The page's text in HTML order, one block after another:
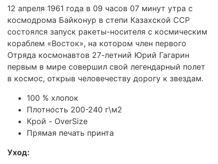
12 апреля 1961 года в 09 часов 07 минут утра с
космодрома Байконур в степи Казахской ССР
состоялся запуск ракеты-носителя с космическим
кораблем «Восток», на котором член первого
Отряда космонавтов 27-летний Юрий Гагарин
первым в мире совершил свой легендарный полет
в космос, открыв человечеству дорогу к звездам.
100 % хлопок
Плотность 200-240 г\м2
Крой - OverSize
Прямая печать принта
Уход: